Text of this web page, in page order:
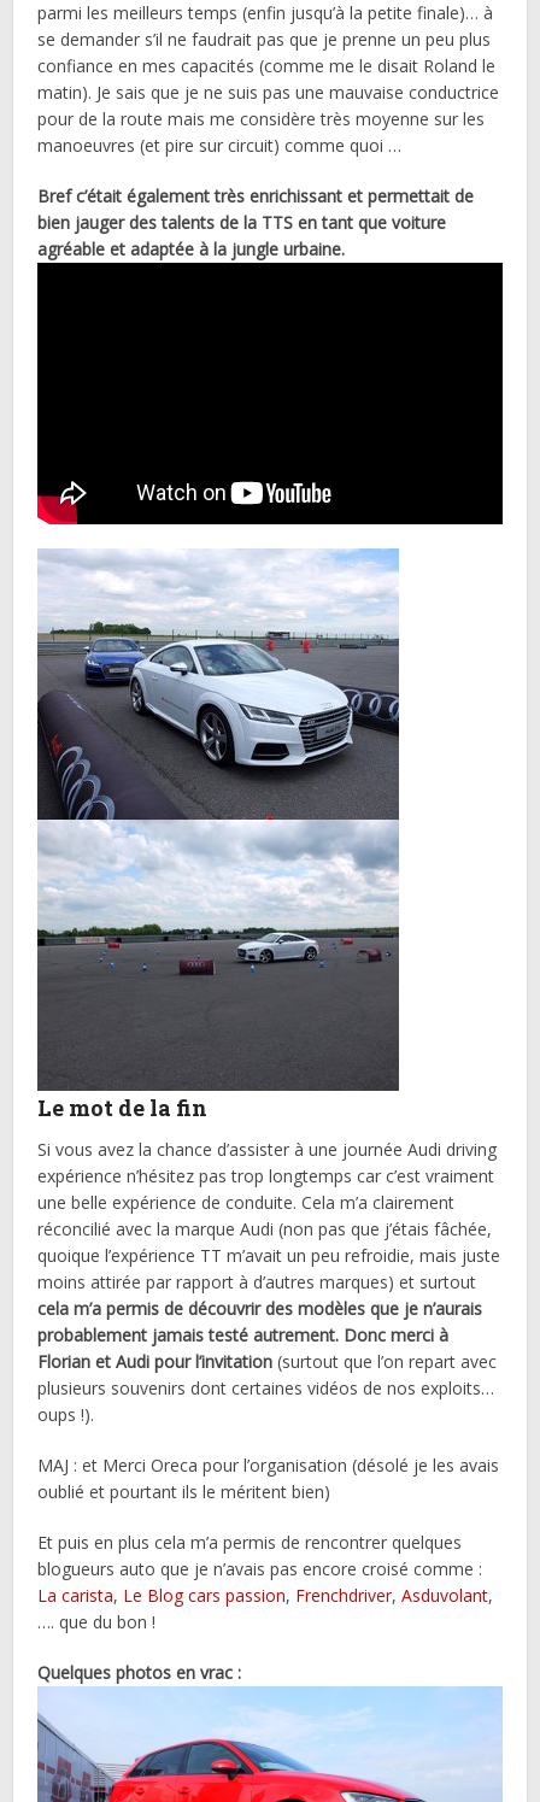
parmi les meilleurs temps (enfin jusqu’à la petite finale)… à
se demander s’il ne faudrait pas que je prenne un peu plus
confiance en mes capacités (comme me le disait Roland le
matin). Je sais que je ne suis pas une mauvaise conductrice
pour de la route mais me considère très moyenne sur les
manoeuvres (et pire sur circuit) comme quoi …
Bref c’était également très enrichissant et permettait de
bien jauger des talents de la TTS en tant que voiture
agréable et adaptée à la jungle urbaine.
Le mot de la fin
Si vous avez la chance d’assister à une journée Audi driving
expérience n’hésitez pas trop longtemps car c’est vraiment
une belle expérience de conduite. Cela m’a clairement
réconcilié avec la marque Audi (non pas que j’étais fâchée,
quoique l’expérience TT m’avait un peu refroidie, mais juste
moins attirée par rapport à d’autres marques) et surtout
cela m’a permis de découvrir des modèles que je n’aurais
probablement jamais testé autrement. Donc merci à
Florian et Audi pour l’invitation(surtout que l’on repart avec
plusieurs souvenirs dont certaines vidéos de nos exploits…
oups !).
MAJ : et Merci Oreca pour l’organisation (désolé je les avais
oublié et pourtant ils le méritent bien)
Et puis en plus cela m’a permis de rencontrer quelques
blogueurs auto que je n’avais pas encore croisé comme :
La carista, Le Blog cars passion, Frenchdriver,Asduvolant,
…. que du bon !
Quelques photos en vrac :